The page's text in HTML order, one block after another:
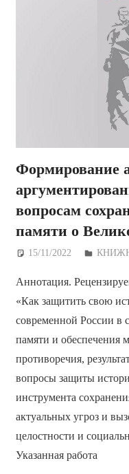
Формирование
вопросам
памяти о
15/11/2022
Аннотация.
«Как защитить свою
современной России в
памяти и обеспечения
противоречия,
вопросы защиты
инструмента
актуальных угроз и
целостности и
Указанная работа